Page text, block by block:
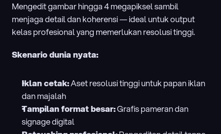
Mengedit gambar hingga 4 megapiksel sambil
menjaga detail dan koherensi — ideal untuk output
kelas profesional yang memerlukan resolusi tinggi.
Skenario dunia nyata:
Iklan cetak: Aset resolusi tinggi untuk papan iklan
dan majalah
Tampilan format besar: Grafis pameran dan
signage digital